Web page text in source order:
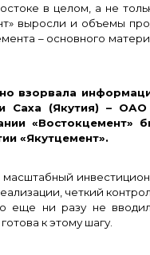
в целом, а не
выросли и объемы
– основного
взорвала
Саха (Якутия) –
«Востокцемент»
«Якутцемент».
масштабный
четкий
еще ни разу не
к этому шагу.